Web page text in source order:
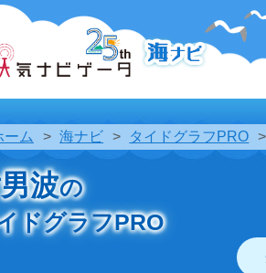
ーム 海ナビ タイドグラフPRO
波の
ドグラフPRO